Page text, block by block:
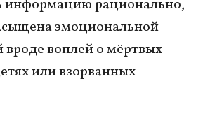
информацию рационально,
эмоциональной
воплей о мёртвых
или взорванных